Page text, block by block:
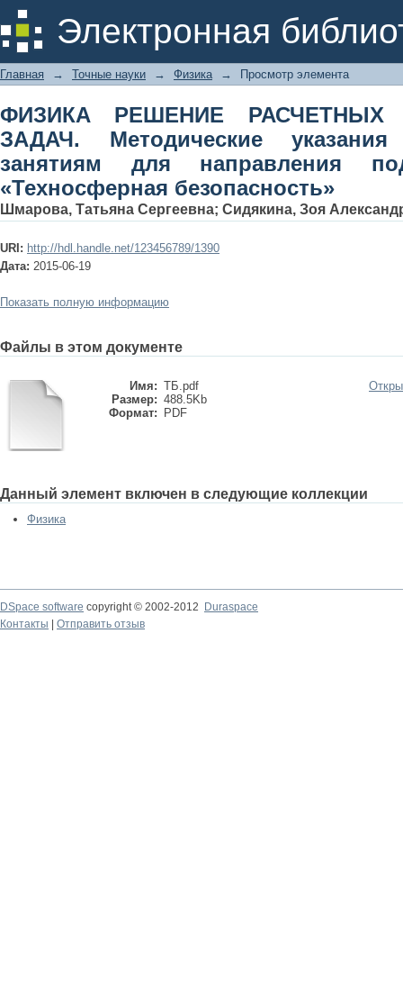
Электронная
ФИЗИКА РЕШЕНИЕ РАСЧЕТНЫХ
указания к практическим
«Техносферная безопасность»
Главная → Точные науки → Физика → Просмотр элемента
ФИЗИКА РЕШЕНИЕ РАСЧЕТНЫХ
ЗАДАЧ. Методические
занятиям для направления
«Техносферная безопасность»
Шмарова, Татьяна Сергеевна; Сидякина, Зоя
URI: http://hdl.handle.net/123456789/1390
Дата: 2015-06-19
Показать полную информацию
Файлы в этом документе
Имя: ТБ.pdf
Размер: 488.5Kb
Формат:
PDF
Данный элемент включен в следующие коллекции
Физика
DSpace software copyright © 2002-2012
Duraspace
Контакты
Отправить отзыв